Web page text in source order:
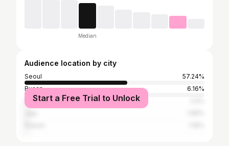
Median
Audience location by city
Seoul
57.24%
Busan
6.16%
Incheon
Start a Free Trial to Unlock